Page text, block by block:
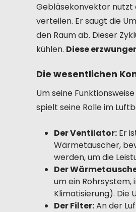
Gebläsekonvektor nutzt
verteilen. Er saugt die
den Raum ab. Dieser
kühlen. Diese
Die wesentlichen
Um seine
spielt seine Rolle im
Der Ventilator: Er
Wärmetauscher,
werden, um die
Der
um ein Rohrsystem,
Klimatisierung). Die
Der Filter:An der